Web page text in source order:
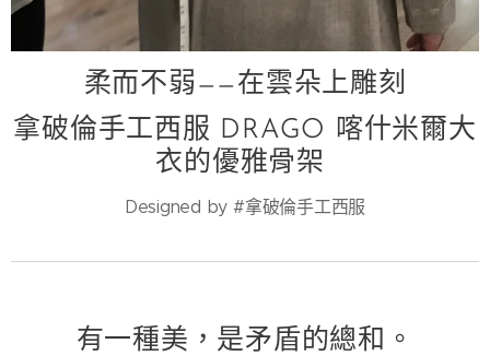
柔而不弱——在雲朵上雕刻
拿破倫手工西服 DRAGO 喀什米爾大
衣的優雅骨架
Designed by #拿破倫手工西服
有一種美，是矛盾的總和。